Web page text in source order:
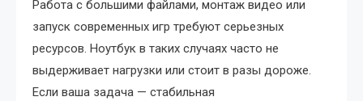
Работа с большими файлами, монтаж видео или
запуск современных игр требуют серьезных
ресурсов. Ноутбук в таких случаях часто не
выдерживает нагрузки или стоит в разы дороже.
Если ваша задача — стабильная